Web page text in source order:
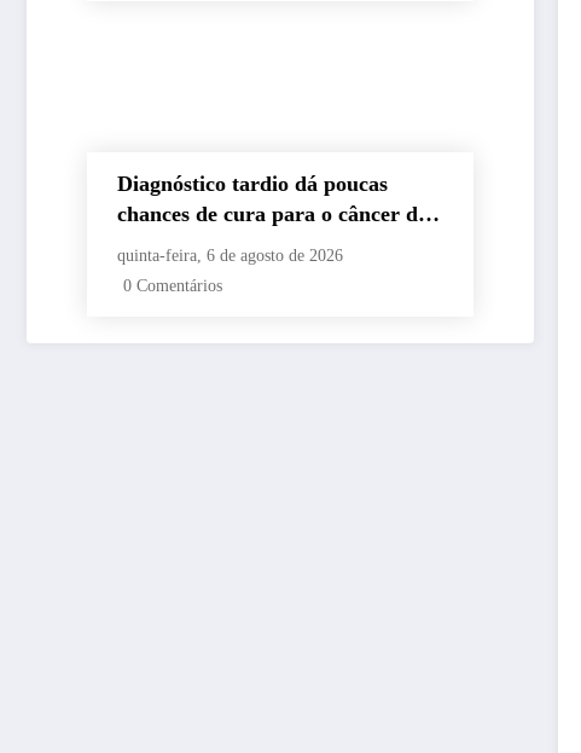
Diagnóstico tardio dá poucas
chances de cura para o câncer de
pulmão
quinta-feira, 6 de agosto de 2026
0 Comentários